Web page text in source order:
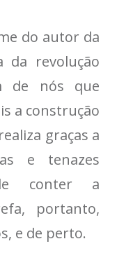
do autor da
da revolução
de nós que
a construção
graças a
e tenazes
de conter a
portanto,
e de perto.